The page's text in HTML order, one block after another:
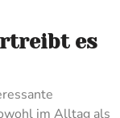
es
im Alltag als